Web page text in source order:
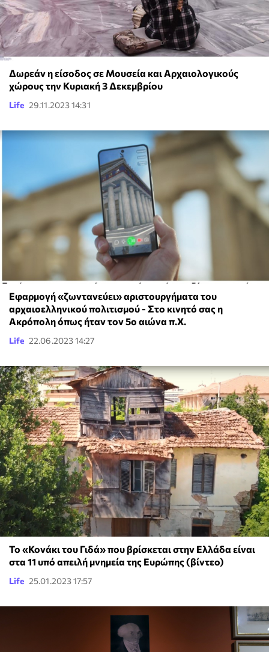
Δωρεάν η είσοδος σε Μουσεία και Αρχαιολογικούς
χώρους την Κυριακή 3 Δεκεμβρίου
Life 29.11.2023 14:31
Εφαρμογή «ζωντανεύει» αριστουργήματα του
αρχαιοελληνικού πολιτισμού - Στο κινητό σας η
Ακρόπολη όπως ήταν τον 5ο αιώνα π.Χ.
Life 22.06.2023 14:27
Το «Κονάκι του Γιδά» που βρίσκεται στην Ελλάδα είναι
στα 11 υπό απειλή μνημεία της Ευρώπης (βίντεο)
Life 25.01.2023 17:57